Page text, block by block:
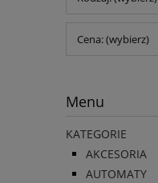
Cena: (wybierz)
Menu
KATEGORIE
AKCESORIA
AUTOMATY